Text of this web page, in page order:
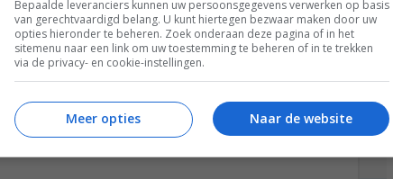
Volg mijn blog opFacebook!
Namelijk mijn boeken! Koop mijn tosti-boek
Als je dathierrrrdoet, verdien ik er ook
Bepaalde leveranciers kunnen uw persoonsgegevens verwerken op basis
van gerechtvaardigd belang. U kunt hiertegen bezwaar maken door uw
opties hieronder te beheren. Zoek onderaan deze pagina of in het
sitemenu naar een link om uw toestemming te beheren of in te trekken
via de privacy- en cookie-instellingen.
Naar de website
Meer opties